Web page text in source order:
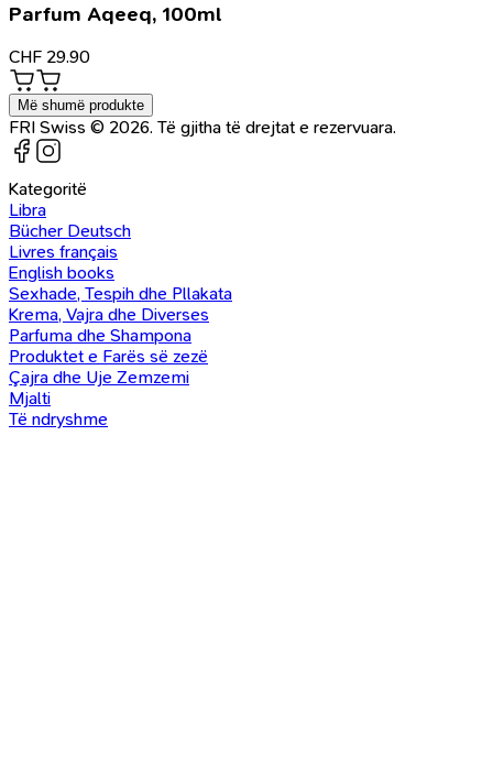
Parfum Aqeeq, 100ml
CHF 29.90
Më shumë produkte
FRI Swiss © 2026. Të gjitha të drejtat e rezervuara.
Kategoritë
Libra
Bücher Deutsch
Livres français
English books
Sexhade, Tespih dhe Pllakata
Krema, Vajra dhe Diverses
Parfuma dhe Shampona
Produktet e Farës së zezë
Çajra dhe Uje Zemzemi
Mjalti
Të ndryshme